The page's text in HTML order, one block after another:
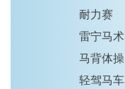
耐力赛
雷宁马术
马背体操
轻驾马车